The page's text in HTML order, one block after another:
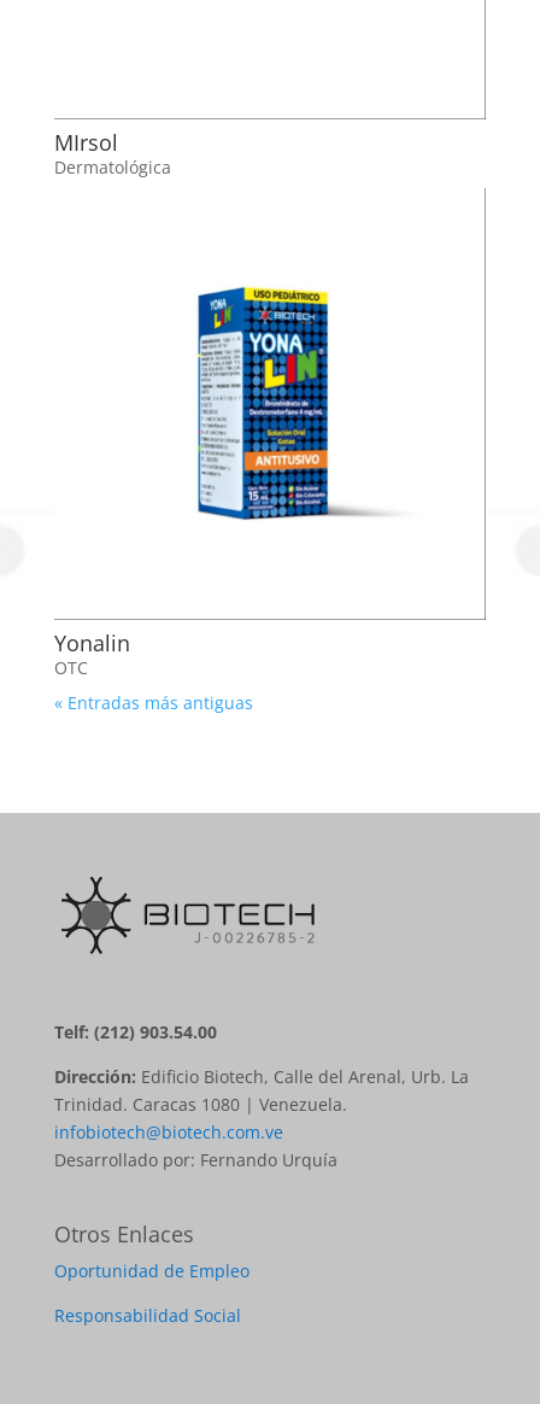
MIrsol
Dermatológica
Yonalin
OTC
« Entradas más antiguas
Telf: (212) 903.54.00
Dirección: Edificio Biotech, Calle del Arenal, Urb. La
Trinidad. Caracas 1080 | Venezuela.
infobiotech@biotech.com.ve
Desarrollado por: Fernando Urquía
Otros Enlaces
Oportunidad de Empleo
Responsabilidad Social